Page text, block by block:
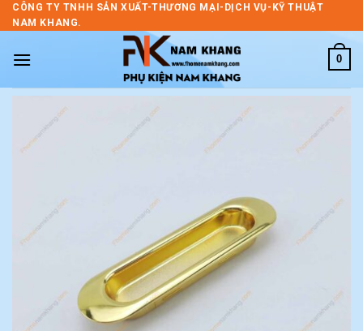
Skip
to
CÔNG TY TNHH SẢN XUẤT-THƯƠNG MẠI-DỊCH VỤ-KỸ THUẬT
NAM KHANG.
0